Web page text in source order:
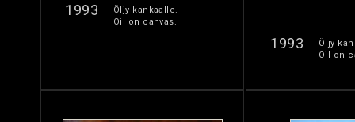
1993
Öljy kankaalle.
Oil on canvas.
1993
Öljy
Oil on